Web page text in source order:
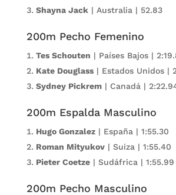
Shayna Jack| Australia | 52.83
200m Pecho Femenino
Tes Schouten | Países Bajos |
Kate Douglass| Estados Unidos |
Sydney Pickrem| Canadá |
200m Espalda Masculino
Hugo Gonzalez| España | 1:55.30
Roman Mityukov| Suiza | 1:55.40
Pieter Coetze| Sudáfrica | 1:55.99
200m Pecho Masculino